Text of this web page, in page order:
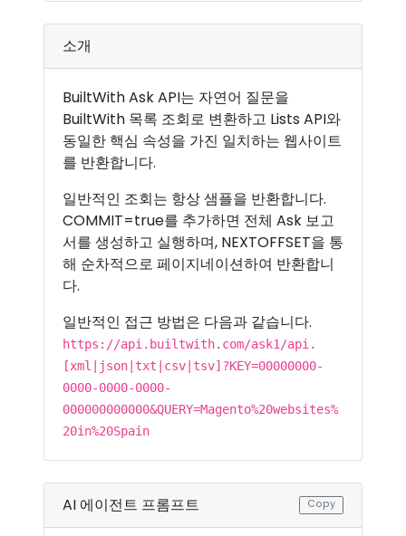
소개
BuiltWith Ask API는 자연어 질문을
BuiltWith 목록 조회로 변환하고 Lists API와
동일한 핵심 속성을 가진 일치하는 웹사이트
를 반환합니다.
일반적인 조회는 항상 샘플을 반환합니다.
COMMIT=true를 추가하면 전체 Ask 보고
서를 생성하고 실행하며, NEXTOFFSET을 통
해 순차적으로 페이지네이션하여 반환합니
다.
일반적인 접근 방법은 다음과 같습니다.
https://api.builtwith.com/ask1/api.
[xml|json|txt|csv|tsv]?KEY=00000000-
0000-0000-0000-
000000000000&QUERY=Magento%20websites%
20in%20Spain
AI 에이전트 프롬프트 Copy